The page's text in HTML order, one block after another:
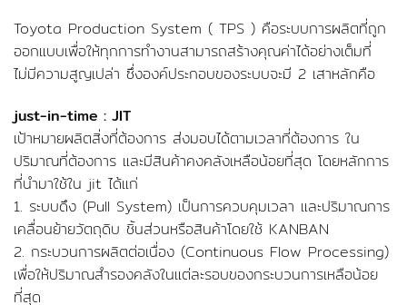
Toyota Production System ( TPS ) คือระบบการผลิตที่ถูก
ออกแบบเพื่อให้ทุกการทำงานสามารถสร้างคุณค่าได้อย่างเต็มที่
ไม่มีความสูญเปล่า ซึ่งองค์ประกอบของระบบจะมี 2 เสาหลักคือ
just-in-time : JIT
เป้าหมายผลิตสิ่งที่ต้องการ ส่งมอบได้ตามเวลาที่ต้องการ ใน
ปริมาณที่ต้องการ และมีสินค้าคงคลังเหลือน้อยที่สุด โดยหลักการ
ที่นำมาใช้ใน jit ได้แก่
1. ระบบดึง (Pull System) เป็นการควบคุมเวลา และปริมาณการ
เคลื่อนย้ายวัตถุดิบ ชิ้นส่วนหรือสินค้าโดยใช้ KANBAN
2. กระบวนการผลิตต่อเนื่อง (Continuous Flow Processing)
เพื่อให้ปริมาณสำรองคลังในแต่ละรอบของกระบวนการเหลือน้อย
ที่สุด